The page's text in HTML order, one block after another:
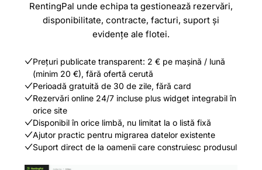
RentingPal unde echipa ta gestionează rezervări,
disponibilitate, contracte, facturi, suport și
evidențe ale flotei.
Prețuri publicate transparent: 2 € pe mașină / lună
(minim 20 €), fără ofertă cerută
Perioadă gratuită de 30 de zile, fără card
Rezervări online 24/7 incluse plus widget integrabil în
orice site
Disponibil în orice limbă, nu limitat la o listă fixă
Ajutor practic pentru migrarea datelor existente
Suport direct de la oamenii care construiesc produsul